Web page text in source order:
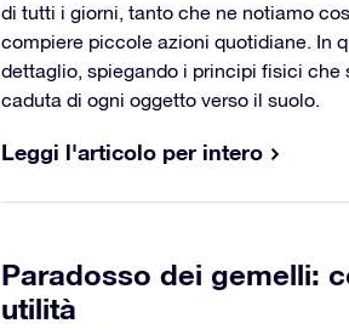
di tutti i giorni, tanto che ne notiamo
compiere piccole azioni quotidiane. In
dettaglio, spiegando i principi fisici che
caduta di ogni oggetto verso il suolo.
Leggi l'articolo per intero
Paradosso dei gemelli:
utilità